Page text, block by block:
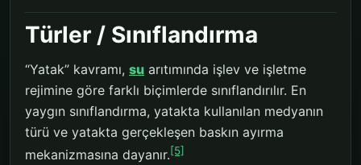
Türler / Sınıflandırma
“Yatak” kavramı, su arıtımında işlev ve işletme
rejimine göre farklı biçimlerde sınıflandırılır. En
yaygın sınıflandırma, yatakta kullanılan medyanın
türü ve yatakta gerçekleşen baskın ayırma
mekanizmasına dayanır.[5]